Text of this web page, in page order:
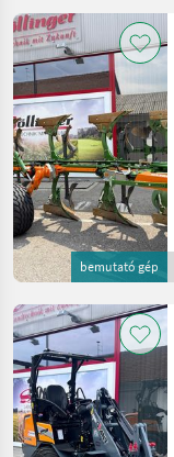
bemutató gép